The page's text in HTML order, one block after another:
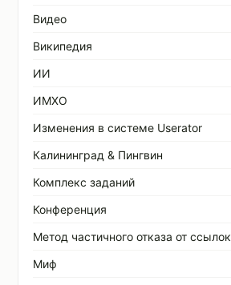
Видео
Википедия
ИИ
ИМХО
Изменения в системе Userator
Калининград & Пингвин
Комплекс заданий
Конференция
Метод частичного отказа от ссылок
Миф